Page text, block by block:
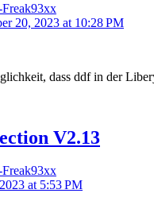
20, 2023 at 10:28 PM
dass ddf in der
V2.13
at 5:53 PM